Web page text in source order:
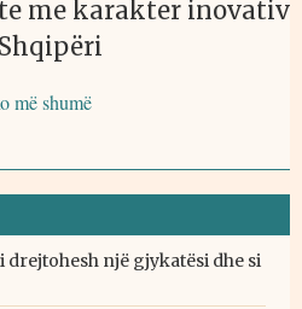
me karakter inovativ
më shumë
drejtohesh një gjykatësi dhe si